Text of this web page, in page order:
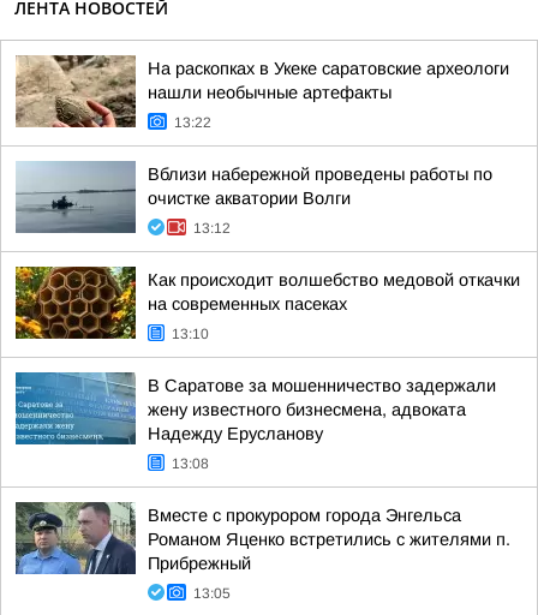
ЛЕНТА НОВОСТЕЙ
На раскопках в Укеке саратовские археологи
нашли необычные артефакты
13:22
Вблизи набережной проведены работы по
очистке акватории Волги
13:12
Как происходит волшебство медовой откачки
на современных пасеках
13:10
В Саратове за мошенничество задержали
жену известного бизнесмена, адвоката
Надежду Ерусланову
13:08
Вместе с прокурором города Энгельса
Романом Яценко встретились с жителями п.
Прибрежный
13:05